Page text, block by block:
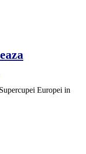
Europei in